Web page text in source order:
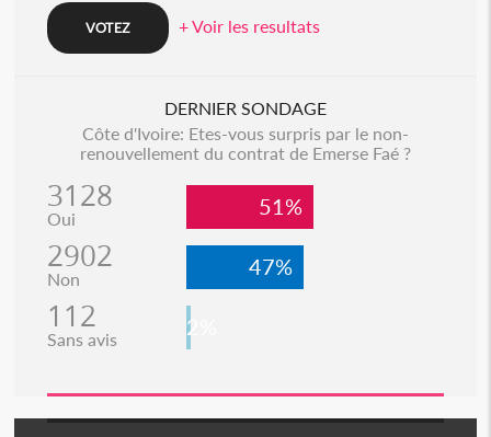
+ Voir les resultats
DERNIER SONDAGE
Côte d'Ivoire: Etes-vous surpris par le non-
renouvellement du contrat de Emerse Faé ?
3128
Oui 51%
2902
Non 47%
112
Sans avis 2%